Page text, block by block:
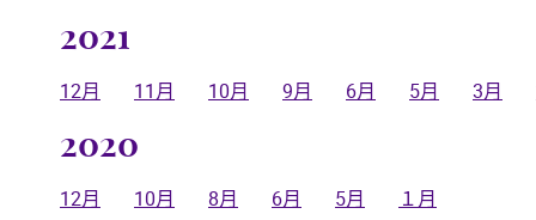
2021
12月 11月 10月 9月 6月 5月 3月
2020
12月 10月 8月 6月 5月 １月